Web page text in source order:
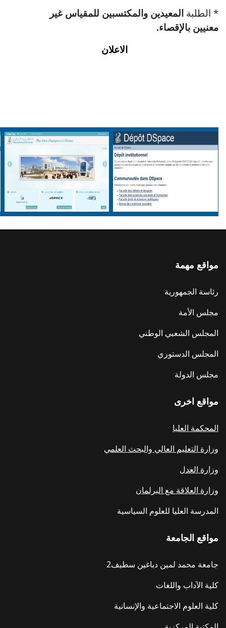
* الطلبة المعيدين والمكتسبين للمقياس غير
معنيين بالإقصاء.
الاعلان
مواقع مهمة
رئاسة الجمهورية
مجلس الأمة
المجلس الشعبي الوطني
المجلس الدستوري
مجلس الدولة
مواقع اخرى
المحكمة العليا
وزارة التعليم العالي والبحث العلمي
وزارة العدل
وزارة العلاقة مع البرلمان
المدرسة العليا للعلوم السياسية
مواقع الجامعة
جامعة محمد لمين دباغين سطيف2
كلية الآداب واللغات
كلية العلوم الاجتماعية والإنسانية